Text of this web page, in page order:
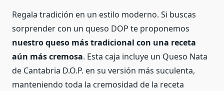
Regala tradición en un estilo moderno. Si buscas
sorprender con un queso DOP te proponemos
nuestro queso más tradicional con una receta
aún más cremosa. Esta caja incluye un Queso Nata
de Cantabria D.O.P. en su versión más suculenta,
manteniendo toda la cremosidad de la receta